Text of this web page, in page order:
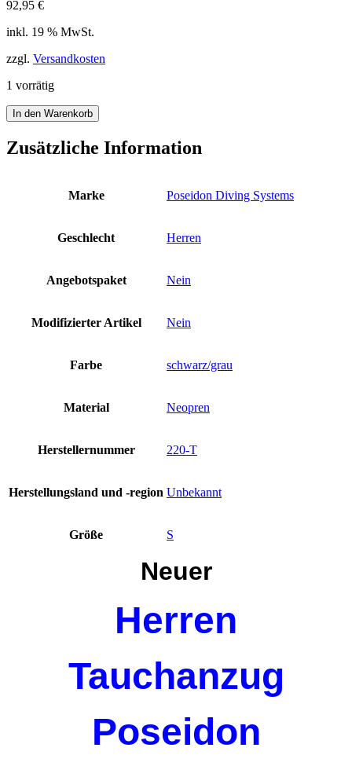
92,95 €
inkl. 19 % MwSt.
zzgl. Versandkosten
1 vorrätig
Poseidon
Wetsuit
Traveller
Overall
In den Warenkorb
Zusätzliche Information
Marke Poseidon Diving Systems
Geschlecht Herren
Angebotspaket Nein
Modifizierter Artikel Nein
Farbe schwarz/grau
Material Neopren
Herstellernummer 220-T
Herstellungsland und -region Unbekannt
Größe S
Neuer
Herren
Tauchanzug
Poseidon